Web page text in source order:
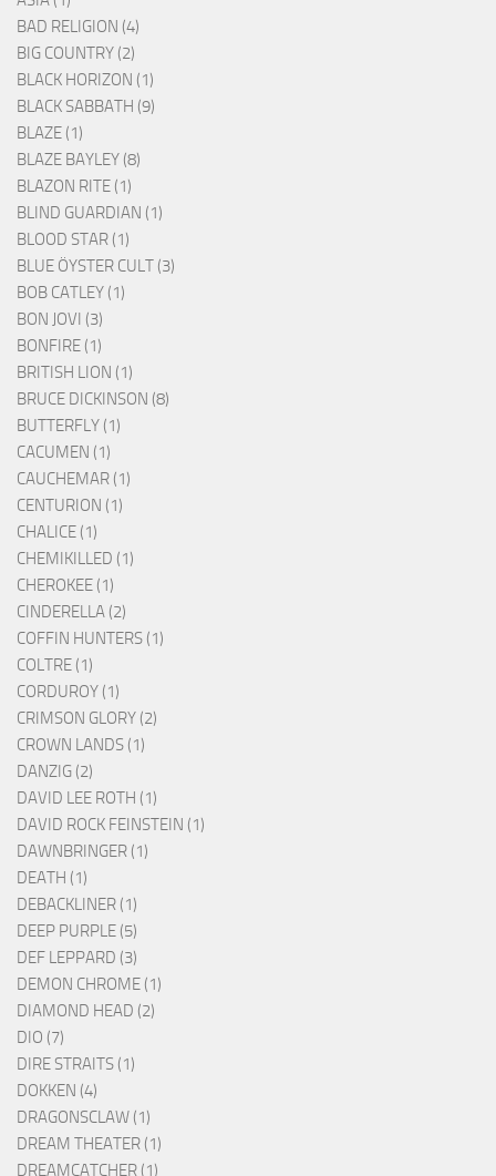
BAD RELIGION (4)
BIG COUNTRY (2)
BLACK HORIZON (1)
BLACK SABBATH (9)
BLAZE (1)
BLAZE BAYLEY (8)
BLAZON RITE (1)
BLIND GUARDIAN (1)
BLOOD STAR (1)
BLUE ÖYSTER CULT (3)
BOB CATLEY (1)
BON JOVI (3)
BONFIRE (1)
BRITISH LION (1)
BRUCE DICKINSON (8)
BUTTERFLY (1)
CACUMEN (1)
CAUCHEMAR (1)
CENTURION (1)
CHALICE (1)
CHEMIKILLED (1)
CHEROKEE (1)
CINDERELLA (2)
COFFIN HUNTERS (1)
COLTRE (1)
CORDUROY (1)
CRIMSON GLORY (2)
CROWN LANDS (1)
DANZIG (2)
DAVID LEE ROTH (1)
DAVID ROCK FEINSTEIN (1)
DAWNBRINGER (1)
DEATH (1)
DEBACKLINER (1)
DEEP PURPLE (5)
DEF LEPPARD (3)
DEMON CHROME (1)
DIAMOND HEAD (2)
DIO (7)
DIRE STRAITS (1)
DOKKEN (4)
DRAGONSCLAW (1)
DREAM THEATER (1)
DREAMCATCHER (1)